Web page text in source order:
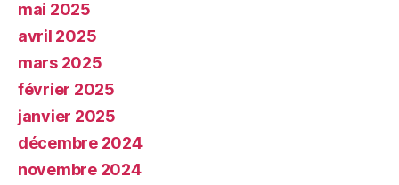
mai 2025
avril 2025
mars 2025
février 2025
janvier 2025
décembre 2024
novembre 2024